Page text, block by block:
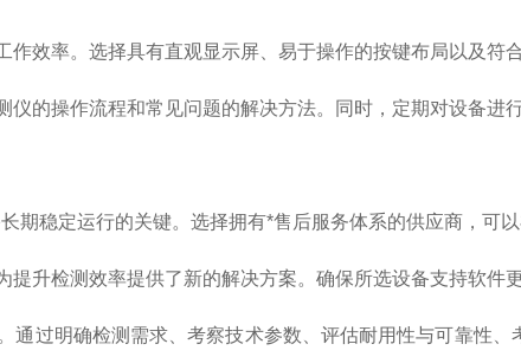
率。选择具有直观显示屏、易于操作的按键布局以及符
操作流程和常见问题的解决方法。同时，定期对设备进
稳定运行的关键。选择拥有*售后服务体系的供应商，可以
检测效率提供了新的解决方案。确保所选设备支持软件
过明确检测需求、考察技术参数、评估耐用性与可靠性、